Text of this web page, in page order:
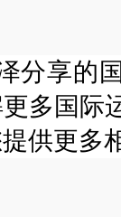
分享的
更多国际
供更多